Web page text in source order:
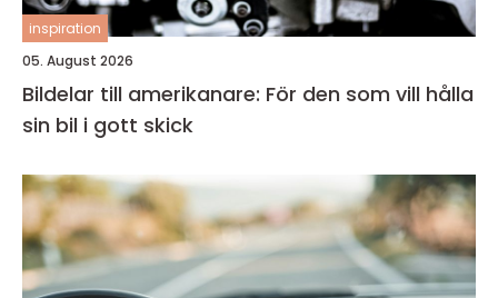
inspiration
05. August 2026
Bildelar till amerikanare: För den som vill hålla
sin bil i gott skick